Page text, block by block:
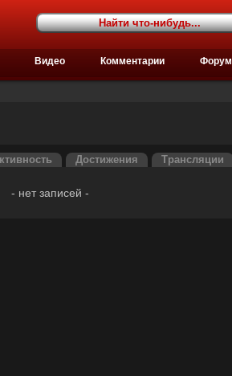
Видео Комментарии Форум
Достижения Трансляции
- нет записей -